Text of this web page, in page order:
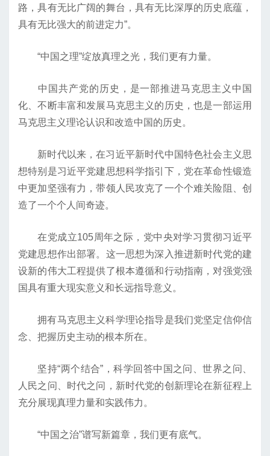
路，具有无比广阔的舞台，具有无比深厚的历史底蕴，
具有无比强大的前进定力”。
“中国之理”绽放真理之光，我们更有力量。
中国共产党的历史，是一部推进马克思主义中国
化、不断丰富和发展马克思主义的历史，也是一部运用
马克思主义理论认识和改造中国的历史。
新时代以来，在习近平新时代中国特色社会主义思
想特别是习近平党建思想科学指引下，党在革命性锻造
中更加坚强有力，带领人民攻克了一个个难关险阻、创
造了一个个人间奇迹。
在党成立105周年之际，党中央对学习贯彻习近平
党建思想作出部署。这一思想为深入推进新时代党的建
设新的伟大工程提供了根本遵循和行动指南，对强党强
国具有重大现实意义和长远指导意义。
拥有马克思主义科学理论指导是我们党坚定信仰信
念、把握历史主动的根本所在。
坚持“两个结合”，科学回答中国之问、世界之问、
人民之问、时代之问，新时代党的创新理论在新征程上
充分展现真理力量和实践伟力。
“中国之治”谱写新篇章，我们更有底气。